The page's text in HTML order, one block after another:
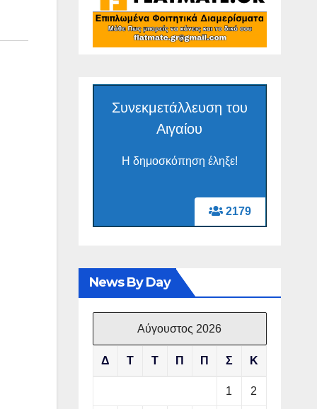
2179
Συνεκμετάλλευση του
Αιγαίου
Η δημοσκόπηση έληξε!
News By Day
Αύγουστος 2026
Δ Τ Τ Π Π Σ Κ
1 2